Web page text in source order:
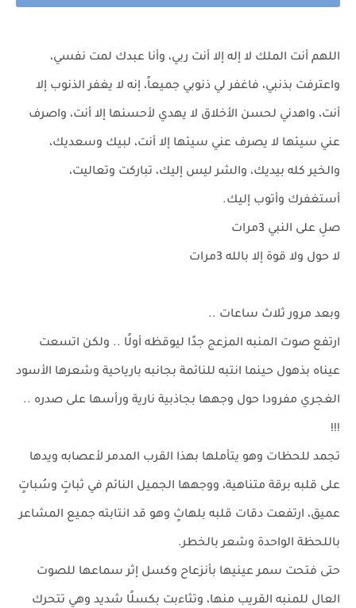
اللهم أنت الملك لا إله إلا أنت ربي، وأنا عبدك لمت نفسي،
واعترفت بذنبي، فاغفر لي ذنوبي جميعاً، إنه لا يغفر الذنوب إلا
أنت، واهدني لحسن الأخلاق لا يهدي لأحسنها إلا أنت، واصرف
عني سيئها لا يصرف عني سيئها إلا أنت، لبيك وسعديك،
والخير كله بيديك، والشر ليس إليك، تباركت وتعاليت،
أستغفرك وأتوب إليك.
صلِ على النبي 3مرات
لا حول ولا قوة إلا بالله 3مرات
وبعد مرور ثلاث ساعات ..
ارتفع صوت المنبه المزعج جدًا ليوقظه أولًا .. ولكن اتسعت
عيناه بذهول حينما انتبه للنائمة بجانبه بارياحية وشعرها الأسود
الغجري مفرودا حول وجهها بجاذبية نارية ورأسها على صدره ..
!!!
تجمد للحظات وهو يتأملها بهذا القرب المدمر لأعصابه ويدها
على قلبه برقة متناهية، ووجهها الجميل النائم في ثباتٍ وسُباتٍ
عميق، ارتفعت دقات قلبه بلهاثٍ وهو قد انتابته جميع المشاعر
باللحظة الواحدة وشعر بالخطر.
حتى فتحت سمر عينيها بأنزعاح وكسل إثر سماعها للصوت
العال للمنبه القريب منها، وتثاءبت بكسلًا شديد وهي تتحرك